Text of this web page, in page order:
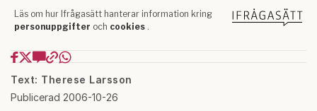
Text: Therese Larsson
Publicerad 2006-10-26